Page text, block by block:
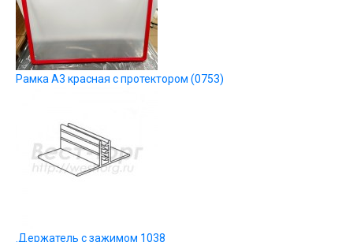
Рамка А3 красная с протектором (0753)
.Держатель с зажимом 1038